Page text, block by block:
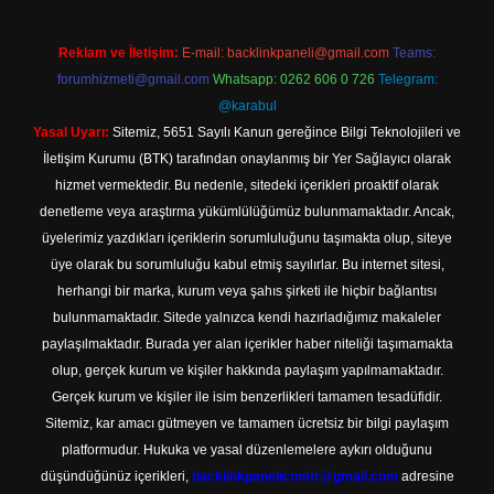
Reklam ve İletişim: E-mail: backlinkpaneli@gmail.com Teams:
forumhizmeti@gmail.com Whatsapp: 0262 606 0 726 Telegram:
@karabul
Yasal Uyarı: Sitemiz, 5651 Sayılı Kanun gereğince Bilgi Teknolojileri ve
İletişim Kurumu (BTK) tarafından onaylanmış bir Yer Sağlayıcı olarak
hizmet vermektedir. Bu nedenle, sitedeki içerikleri proaktif olarak
denetleme veya araştırma yükümlülüğümüz bulunmamaktadır. Ancak,
üyelerimiz yazdıkları içeriklerin sorumluluğunu taşımakta olup, siteye
üye olarak bu sorumluluğu kabul etmiş sayılırlar. Bu internet sitesi,
herhangi bir marka, kurum veya şahıs şirketi ile hiçbir bağlantısı
bulunmamaktadır. Sitede yalnızca kendi hazırladığımız makaleler
paylaşılmaktadır. Burada yer alan içerikler haber niteliği taşımamakta
olup, gerçek kurum ve kişiler hakkında paylaşım yapılmamaktadır.
Gerçek kurum ve kişiler ile isim benzerlikleri tamamen tesadüfidir.
Sitemiz, kar amacı gütmeyen ve tamamen ücretsiz bir bilgi paylaşım
platformudur. Hukuka ve yasal düzenlemelere aykırı olduğunu
düşündüğünüz içerikleri, backlinkpanelicomtr@gmail.com adresine